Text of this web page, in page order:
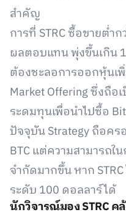
สำคัญ
การที่ STRC ซื้อขายต่ำ
ผลตอบแทน พุ่งขึ้นเกิน
ต้องชะลอการออกหุ้นเ
Market Offering ซึ่งถื
ระดมทุนเพื่อนำไปซื้อ
ปัจจุบัน Strategy ถือคร
BTC แต่ความสามารถใ
จำกัดมากขึ้น หาก
ระดับ 100 ดอลลาร์ได้
นักวิจารณ์มอง STRC ค